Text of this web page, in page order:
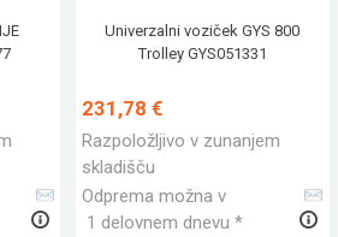
Univerzalni voziček GYS 800
Trolley GYS051331
231,78 €
Razpoložljivo v zunanjem
skladišču
Odprema možna v
1 delovnem dnevu *